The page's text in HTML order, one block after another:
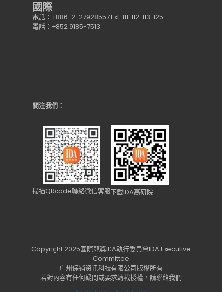
國際
電話：+886-2-27928557 Ext. 111. 112. 113. 125
電話：+852 9185-7513
關注我們：
掃描QRcode聯絡微信客服下載IDA高研院
Copyright 2025國際龍獎IDA執行委員會IDA Executive
Committee
广州保销资讯科技有限公司版權所有
若對內容有任何疑問或要求轉載授權，請聯絡我們